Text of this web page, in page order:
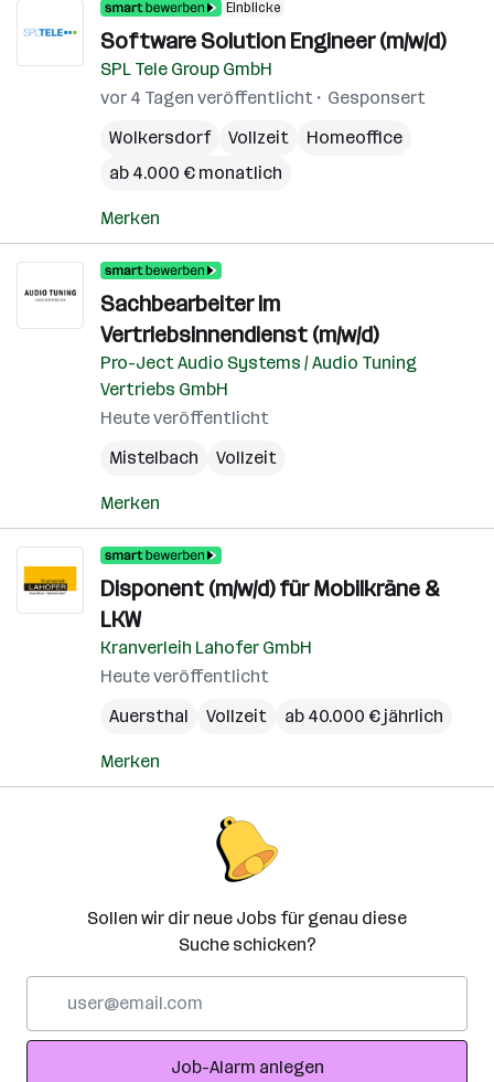
Einblicke
Software Solution Engineer (m/w/d)
SPL Tele Group GmbH
vor 4 Tagen veröffentlicht
Gesponsert
Wolkersdorf
Vollzeit
Homeoffice
ab 4.000 € monatlich
Merken
Sachbearbeiter im
Vertriebsinnendienst (m/w/d)
Pro-Ject Audio Systems / Audio Tuning
Vertriebs GmbH
Heute veröffentlicht
Mistelbach
Vollzeit
Merken
Disponent (m/w/d) für Mobilkräne &
LKW
Kranverleih Lahofer GmbH
Heute veröffentlicht
Auersthal
Vollzeit ab 40.000 € jährlich
Merken
Sollen wir dir neue Jobs für genau diese
Suche schicken?
Adresse
Job-Alarm anlegen